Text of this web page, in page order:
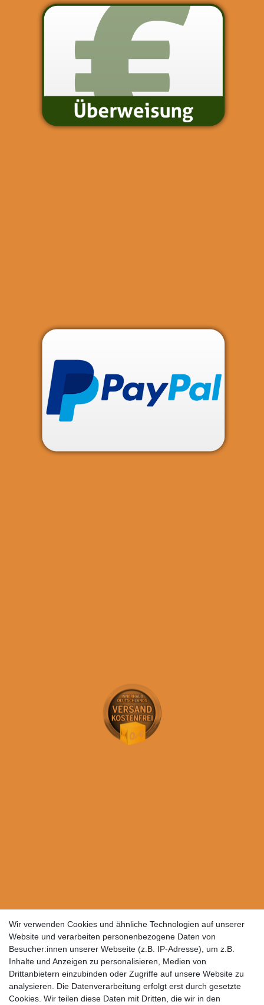
Wir verwenden Cookies und ähnliche Technologien auf unserer
Website und verarbeiten personenbezogene Daten von
Besucher:innen unserer Webseite (z.B. IP-Adresse), um z.B.
Inhalte und Anzeigen zu personalisieren, Medien von
Drittanbietern einzubinden oder Zugriffe auf unsere Website zu
analysieren. Die Datenverarbeitung erfolgt erst durch gesetzte
Cookies. Wir teilen diese Daten mit Dritten, die wir in den